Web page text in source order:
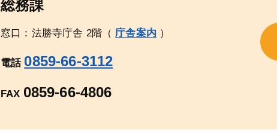
総務課
窓口：法勝寺庁舎 2階（庁舎案内 ）
電話 0859-66-3112
FAX 0859-66-4806